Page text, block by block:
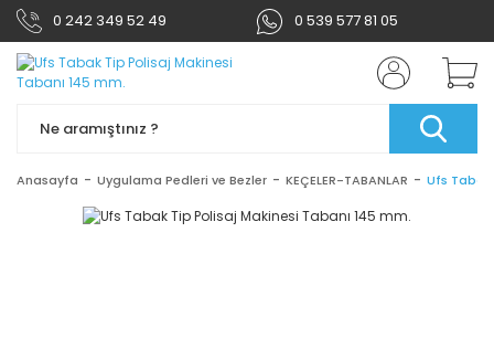
0 242 349 52 49 0 539 577 81 05
Anasayfa Uygulama Pedleri ve Bezler KEÇELER-TABANLAR Ufs Tabak